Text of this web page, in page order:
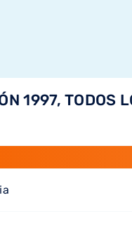
1997, TODOS